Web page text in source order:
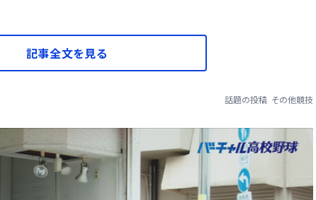
記事全文を見る
話題の投稿 その他競技